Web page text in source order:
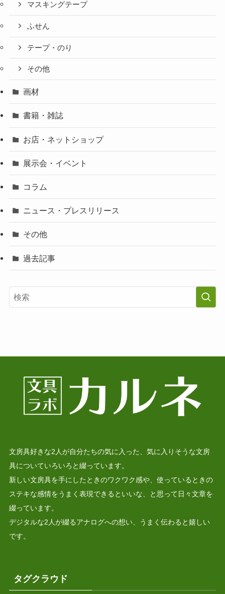
マスキングテープ
ふせん
テープ・のり
その他
画材
書籍・雑誌
お店・ネットショップ
展示会・イベント
コラム
ニュース・プレスリリース
その他
過去記事
文房具好きな2人が自分たちの気に入った、気に入りそうな文房
具についていろいろと綴っています。
新しい文房具を手にしたときのワクワク感や、使っているときの
ステキな感情をうまく表現できるといいな、と思って日々文章を
綴っています。
デジタルな2人が綴るアナログへの想い、うまく伝わると嬉しい
です。
タグクラウド